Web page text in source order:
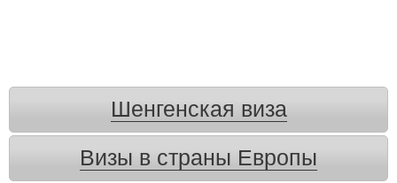
Шенгенская виза
Визы в страны Европы